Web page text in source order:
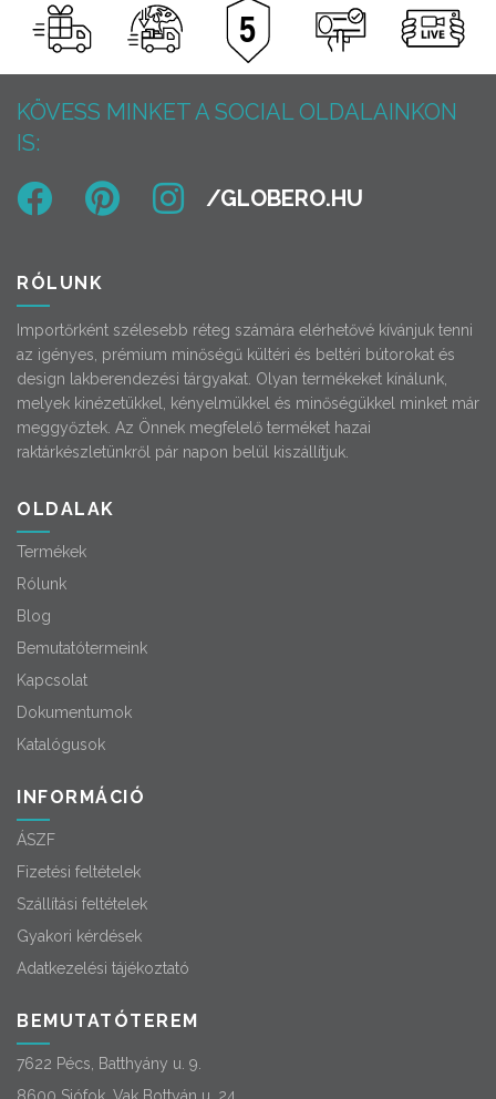
KÖVESS MINKET A SOCIAL OLDALAINKON
IS:
RÓLUNK
Importőrként szélesebb réteg számára elérhetővé kívánjuk tenni
az igényes, prémium minőségű kültéri és beltéri bútorokat és
design lakberendezési tárgyakat. Olyan termékeket kínálunk,
melyek kinézetükkel, kényelmükkel és minőségükkel minket már
meggyőztek. Az Önnek megfelelő terméket hazai
raktárkészletünkről pár napon belül kiszállítjuk.
OLDALAK
Termékek
Rólunk
Blog
Bemutatótermeink
Kapcsolat
Dokumentumok
Katalógusok
INFORMÁCIÓ
ÁSZF
Fizetési feltételek
Szállítási feltételek
Gyakori kérdések
Adatkezelési tájékoztató
BEMUTATÓTEREM
7622 Pécs, Batthyány u. 9.